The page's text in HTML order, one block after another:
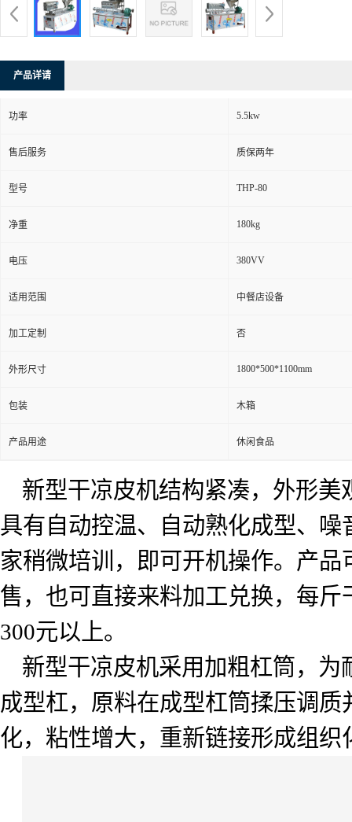
产品详请
功率 5.5kw
售后服务 质保两年
型号 THP-80
净重 180kg
电压 380VV
适用范围 中餐店设备
加工定制 否
外形尺寸 1800*500*1100mm
包装 木箱
产品用途 休闲食品
新型干凉皮机结构紧凑，外形
具有自动控温、自动熟化成型、
家稍微培训，即可开机操作。产
售，也可直接来料加工兑换，每斤
300元以上。
新型干凉皮机采用加粗杠筒，
成型杠，原料在成型杠筒揉压调
化，粘性增大，重新链接形成组